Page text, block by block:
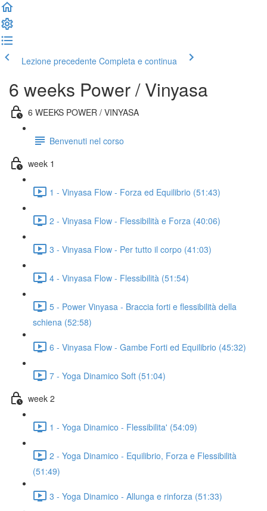
Lezione precedente Completa e continua
6 weeks Power / Vinyasa
6 WEEKS POWER / VINYASA
Benvenuti nel corso
week 1
1 - Vinyasa Flow - Forza ed Equilibrio (51:43)
2 - Vinyasa Flow - Flessibilità e Forza (40:06)
3 - Vinyasa Flow - Per tutto il corpo (41:03)
4 - Vinyasa Flow - Flessibilità (51:54)
5 - Power Vinyasa - Braccia forti e flessibilità della
schiena (52:58)
6 - Vinyasa Flow - Gambe Forti ed Equilibrio (45:32)
7 - Yoga Dinamico Soft (51:04)
week 2
1 - Yoga Dinamico - Flessibilita' (54:09)
2 - Yoga Dinamico - Equilibrio, Forza e Flessibilità
(51:49)
3 - Yoga Dinamico - Allunga e rinforza (51:33)